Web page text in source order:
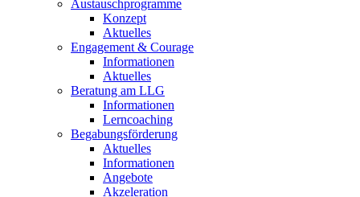
Austauschprogramme
Konzept
Aktuelles
Engagement & Courage
Informationen
Aktuelles
Beratung am LLG
Informationen
Lerncoaching
Begabungsförderung
Aktuelles
Informationen
Angebote
Akzeleration